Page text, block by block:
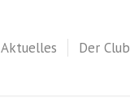
Aktuelles Der Club